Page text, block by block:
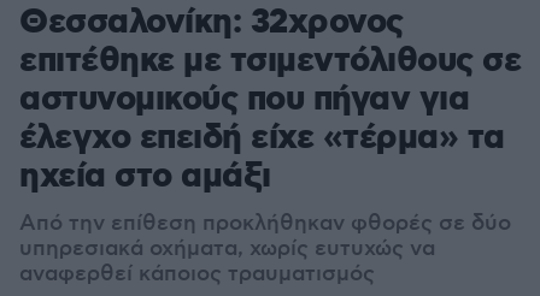
Θεσσαλονίκη: 32χρονος
επιτέθηκε με τσιμεντόλιθους σε
αστυνομικούς που πήγαν για
έλεγχο επειδή είχε «τέρμα» τα
ηχεία στο αμάξι
Από την επίθεση προκλήθηκαν φθορές σε δύο
υπηρεσιακά οχήματα, χωρίς ευτυχώς να
αναφερθεί κάποιος τραυματισμός